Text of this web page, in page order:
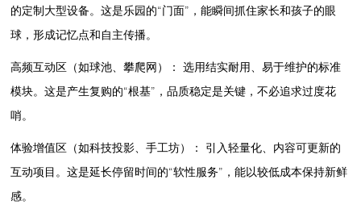
的定制大型设备。这是乐园的“门面”，能瞬间抓住家长和孩子的眼
球，形成记忆点和自主传播。
高频互动区（如球池、攀爬网）：
选用结实耐用、易于维护的标准
模块。这是产生复购的“根基”，品质稳定是关键，不必追求过度花
哨。
体验增值区（如科技投影、手工坊）：
引入轻量化、内容可更新的
互动项目。这是延长停留时间的“软性服务”，能以较低成本保持新鲜
感。